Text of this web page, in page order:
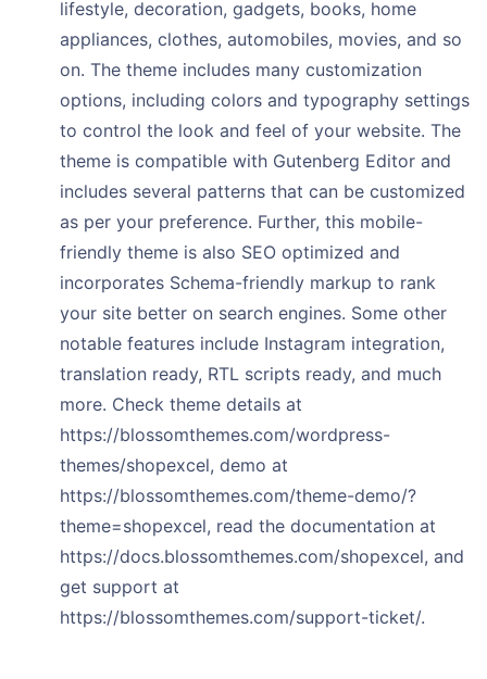
lifestyle, decoration, gadgets, books, home
appliances, clothes, automobiles, movies, and so
on. The theme includes many customization
options, including colors and typography settings
to control the look and feel of your website. The
theme is compatible with Gutenberg Editor and
includes several patterns that can be customized
as per your preference. Further, this mobile-
friendly theme is also SEO optimized and
incorporates Schema-friendly markup to rank
your site better on search engines. Some other
notable features include Instagram integration,
translation ready, RTL scripts ready, and much
more. Check theme details at
https://blossomthemes.com/wordpress-
themes/shopexcel, demo at
https://blossomthemes.com/theme-demo/?
theme=shopexcel, read the documentation at
https://docs.blossomthemes.com/shopexcel, and
get support at
https://blossomthemes.com/support-ticket/.